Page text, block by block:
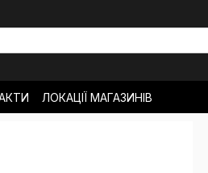
ЛОКАЦІЇ МАГАЗИНІВ
ПОВЕРНЕННЯ